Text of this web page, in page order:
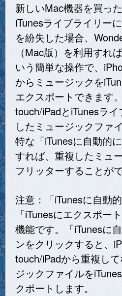
新しいMac機器を買っ
iTunesライブライリー
を紛失した場合、
（Mac版）を利用すれ
いう簡単な操作で、
からミュージックを
エクスポートできます
touch/iPadとiTunesラ
したミュージックファ
特な「iTunesに自動的
すれば、重複したミュ
フリッターすることが
注意：「iTunesに自動
「iTunesにエクスポー
機能です。「iTunesに
ンをクリックすると、
touch/iPadから重複し
ジックファイルを
クポートします。